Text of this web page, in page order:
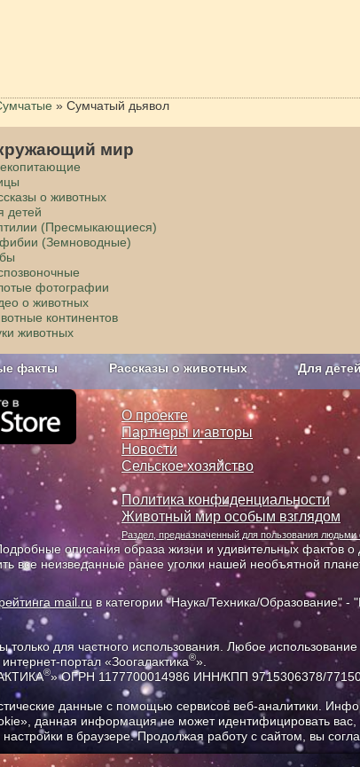
» Сумчатый дьявол
мир
о животных
детей
(Пресмыкающиеся)
(Земноводные)
фотографии
о животных
континентов
животных
факты Рассказы о животных Для
О проекте
О проекте
Партнеры и авторы
Новости
Сельское хозяйство
Политика конфиденциальности
Животный мир особым взглядом
Раздел, предназначенный для пользования
описания образа жизни и удивительных фактов
все неизведанные ранее уголки нашей необъятной
mail.ru в категории "Наука/Техника/Образование" -
для частного использования. Любое
портал «Зоогалактика®».
®» ОГРН 1177700014986 ИНН/КПП 9715306378/
данные с помощью сервисов веб-аналитики.
данная информация не может идентифицировать
в браузере. Продолжая работу с сайтом, вы